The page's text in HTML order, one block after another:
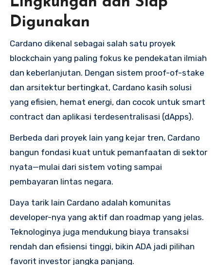
Digunakan
Cardano dikenal sebagai salah satu proyek
blockchain yang paling fokus ke pendekatan ilmiah
dan keberlanjutan. Dengan sistem proof-of-stake
dan arsitektur bertingkat, Cardano kasih solusi
yang efisien, hemat energi, dan cocok untuk smart
contract dan aplikasi terdesentralisasi (dApps).
Berbeda dari proyek lain yang kejar tren, Cardano
bangun fondasi kuat untuk pemanfaatan di sektor
nyata—mulai dari sistem voting sampai
pembayaran lintas negara.
Daya tarik lain Cardano adalah komunitas
developer-nya yang aktif dan roadmap yang jelas.
Teknologinya juga mendukung biaya transaksi
rendah dan efisiensi tinggi, bikin ADA jadi pilihan
favorit investor jangka panjang.